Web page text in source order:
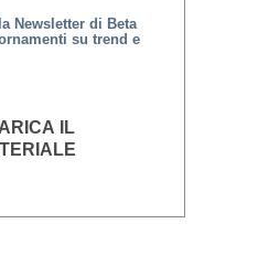
Newsletter di Beta
su trend e